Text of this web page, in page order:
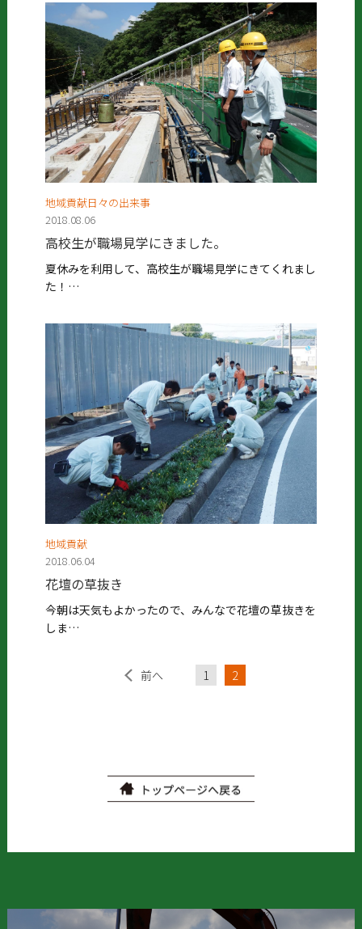
地域貢献日々の出来事
2018.08.06
高校生が職場見学にきました。
夏休みを利用して、高校生が職場見学にきてくれまし
た！…
地域貢献
2018.06.04
花壇の草抜き
今朝は天気もよかったので、みんなで花壇の草抜きを
しま…
前へ 1 2